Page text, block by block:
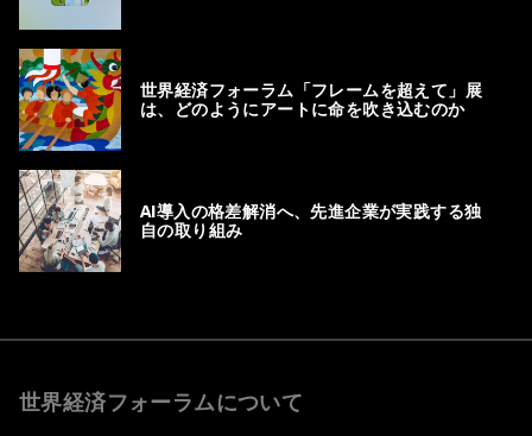
世界経済フォーラム「フレームを超えて」展
は、どのようにアートに命を吹き込むのか
AI導入の格差解消へ、先進企業が実践する独
自の取り組み
世界経済フォーラムについて